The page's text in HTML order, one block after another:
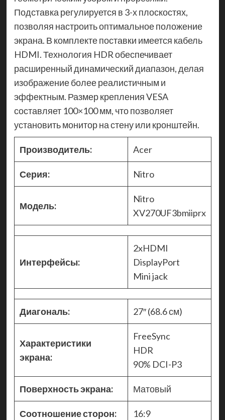
Подставка регулируется в 3-х плоскостях,
позволяя настроить оптимальное положение
экрана. В комплекте поставки имеется кабель
HDMI. Технология HDR обеспечивает
расширенный динамический диапазон, делая
изображение более реалистичным и
эффектным. Размер крепления VESA
составляет 100×100 мм, что позволяет
установить монитор на стену или кронштейн.
Производитель: Acer
Серия: Nitro
Модель:
Nitro
XV270UF3bmiiprx
Интерфейсы:
2xHDMI
DisplayPort
Mini jack
Диагональ: 27″ (68.6 см)
Характеристики
экрана:
FreeSync
HDR
90% DCI-P3
Поверхность экрана: Матовый
Соотношение сторон: 16:9